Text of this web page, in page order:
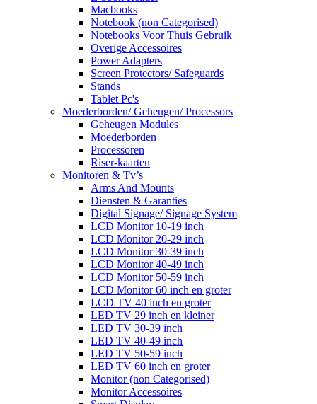
Macbooks
Notebook (non Categorised)
Notebooks Voor Thuis Gebruik
Overige Accessoires
Power Adapters
Screen Protectors/ Safeguards
Stands
Tablet Pc's
Moederborden/ Geheugen/ Processors
Geheugen Modules
Moederborden
Processoren
Riser-kaarten
Monitoren & Tv’s
Arms And Mounts
Diensten & Garanties
Digital Signage/ Signage System
LCD Monitor 10-19 inch
LCD Monitor 20-29 inch
LCD Monitor 30-39 inch
LCD Monitor 40-49 inch
LCD Monitor 50-59 inch
LCD Monitor 60 inch en groter
LCD TV 40 inch en groter
LED TV 29 inch en kleiner
LED TV 30-39 inch
LED TV 40-49 inch
LED TV 50-59 inch
LED TV 60 inch en groter
Monitor (non Categorised)
Monitor Accessoires